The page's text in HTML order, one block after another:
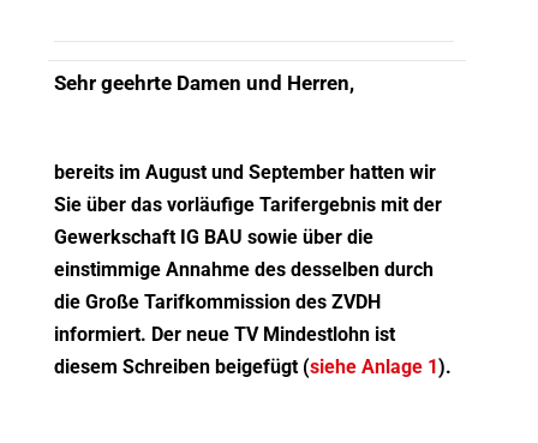
Sehr geehrte Damen und Herren,
bereits im August und September hatten wir
Sie über das vorläufige Tarifergebnis mit der
Gewerkschaft IG BAU sowie über die
einstimmige Annahme des desselben durch
die Große Tarifkommission des ZVDH
informiert. Der neue TV Mindestlohn ist
diesem Schreiben beigefügt (siehe Anlage 1).